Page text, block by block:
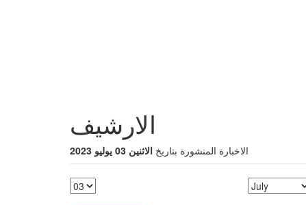
الارشيف
الاخبارة المنشورة بتاريخ الاثنين 03 يوليو 2023